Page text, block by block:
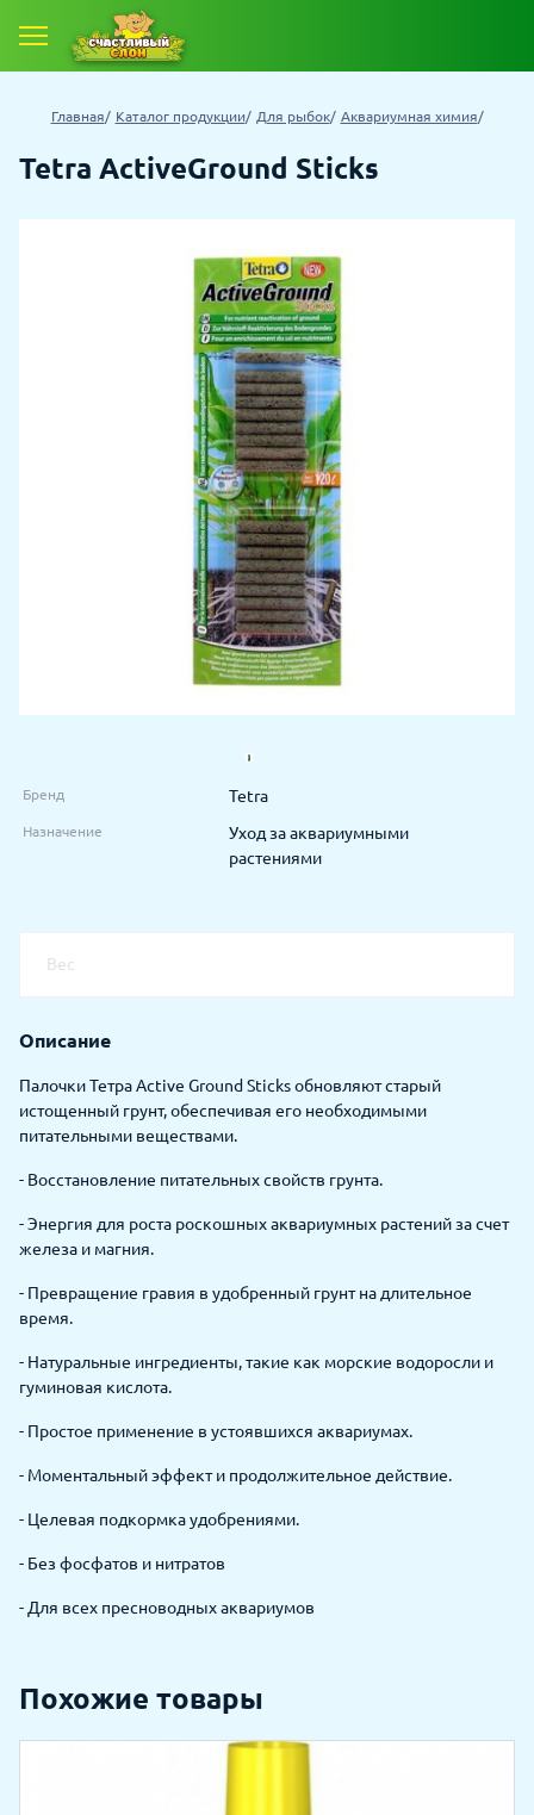
Главная Каталог продукции Для рыбок Аквариумная химия
Tetra ActiveGround Sticks
Бренд Tetra
Назначение
Уход за аквариумными
растениями
Вес
Описание
Палочки Тетра Active Ground Sticks обновляют старый
истощенный грунт, обеспечивая его необходимыми
питательными веществами.
- Восстановление питательных свойств грунта.
- Энергия для роста роскошных аквариумных растений за счет
железа и магния.
- Превращение гравия в удобренный грунт на длительное
время.
- Натуральные ингредиенты, такие как морские водоросли и
гуминовая кислота.
- Простое применение в устоявшихся аквариумах.
- Моментальный эффект и продолжительное действие.
- Целевая подкормка удобрениями.
- Без фосфатов и нитратов
- Для всех пресноводных аквариумов
Похожие товары